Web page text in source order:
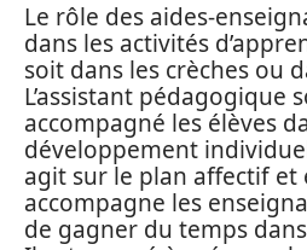
Le rôle des aides-
dans les activités
soit dans les crèches ou
L’assistant pédagogique
accompagné les élèves
développement
agit sur le plan affectif et
accompagne les
de gagner du temps